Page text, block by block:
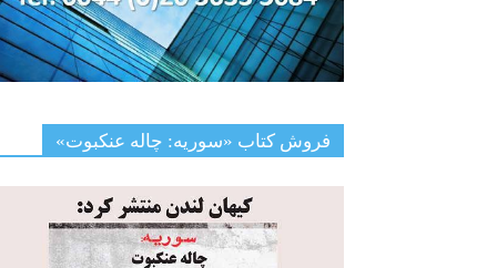
فروش کتاب «سوریه: چاله عنکبوت»